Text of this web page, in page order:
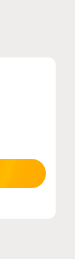
signent un